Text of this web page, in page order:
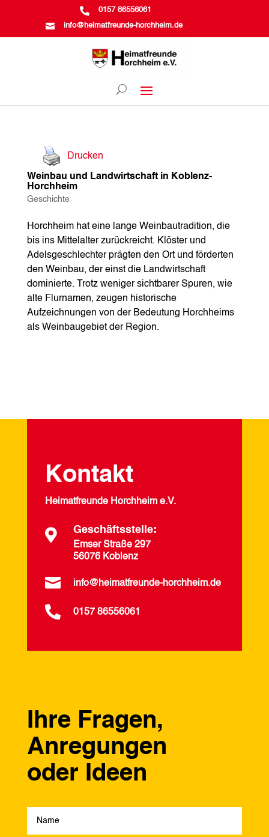
 0157 86556061
 info@heimatfreunde-horchheim.de
Drucken
Weinbau und Landwirtschaft in Koblenz-
Horchheim
Geschichte
Horchheim hat eine lange Weinbautradition, die
bis ins Mittelalter zurückreicht. Klöster und
Adelsgeschlechter prägten den Ort und förderten
den Weinbau, der einst die Landwirtschaft
dominierte. Trotz weniger sichtbarer Spuren, wie
alte Flurnamen, zeugen historische
Aufzeichnungen von der Bedeutung Horchheims
als Weinbaugebiet der Region.
Kontakt
Heimatfreunde Horchheim e.V.
 Geschäftsstelle:
Emser Straße 297
56076 Koblenz
 info@heimatfreunde-horchheim.de
 0157 86556061
Ihre Fragen,
Anregungen
oder Ideen